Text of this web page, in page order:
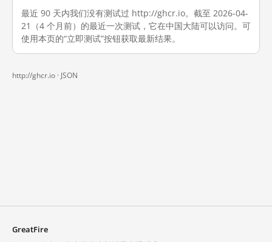
最近 90 天内我们没有测试过 http://ghcr.io。截至 2026-04-
21（4 个月前）的最近一次测试，它在中国大陆可以访问。可
使用本页的“立即测试”按钮获取最新结果。
http://ghcr.io · JSON
GreatFire